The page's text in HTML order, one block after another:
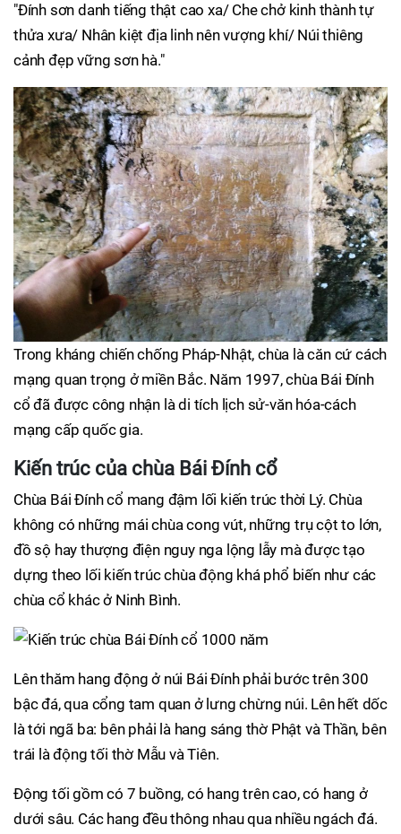
"Đính sơn danh tiếng thật cao xa/ Che chở kinh thành tự
thửa xưa/ Nhân kiệt địa linh nên vượng khí/ Núi thiêng
cảnh đẹp vững sơn hà."
Trong kháng chiến chống Pháp-Nhật, chùa là căn cứ cách
mạng quan trọng ở miền Bắc. Năm 1997, chùa Bái Đính
cổ đã được công nhận là di tích lịch sử-văn hóa-cách
mạng cấp quốc gia.
Kiến trúc của chùa Bái Đính cổ
Chùa Bái Đính cổ mang đậm lối kiến trúc thời Lý. Chùa
không có những mái chùa cong vút, những trụ cột to lớn,
đồ sộ hay thượng điện nguy nga lộng lẫy mà được tạo
dựng theo lối kiến trúc chùa động khá phổ biến như các
chùa cổ khác ở Ninh Bình.
Lên thăm hang động ở núi Bái Đính phải bước trên 300
bậc đá, qua cổng tam quan ở lưng chừng núi. Lên hết dốc
là tới ngã ba: bên phải là hang sáng thờ Phật và Thần, bên
trái là động tối thờ Mẫu và Tiên.
Động tối gồm có 7 buồng, có hang trên cao, có hang ở
dưới sâu. Các hang đều thông nhau qua nhiều ngách đá.